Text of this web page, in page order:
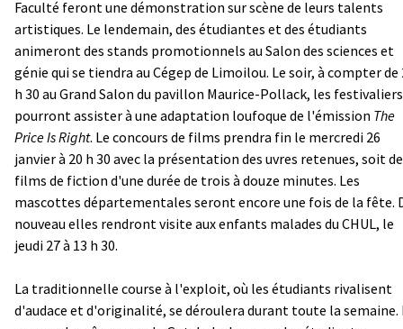
Faculté feront une démonstration sur scène de leurs talents
artistiques. Le lendemain, des étudiantes et des étudiants
animeront des stands promotionnels au Salon des sciences et
génie qui se tiendra au Cégep de Limoilou. Le soir, à compter de
h 30 au Grand Salon du pavillon Maurice-Pollack, les festivaliers
pourront assister à une adaptation loufoque de l'émission The
Price Is Right. Le concours de films prendra fin le mercredi 26
janvier à 20 h 30 avec la présentation des uvres retenues, soit
films de fiction d'une durée de trois à douze minutes. Les
mascottes départementales seront encore une fois de la fête.
nouveau elles rendront visite aux enfants malades du CHUL, le
jeudi 27 à 13 h 30.
La traditionnelle course à l'exploit, où les étudiants rivalisent
d'audace et d'originalité, se déroulera durant toute la semaine.